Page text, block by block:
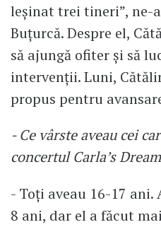
leșinat trei tineri”, ne-
Buțurcă. Despre el,
să ajungă ofiter și să
intervenții. Luni,
propus pentru
- Ce vârste aveau cei
concertul Carla’s
- Toți aveau 16-17
8 ani, dar el a făcut